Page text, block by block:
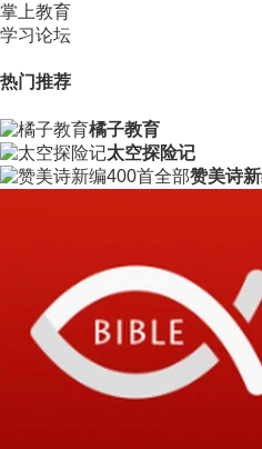
掌上教育
学习论坛
热门推荐
橘子教育
太空探险记
赞美诗